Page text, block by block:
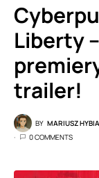
Liberty
trailer!
BY MARIUSZ
0 COMMENTS